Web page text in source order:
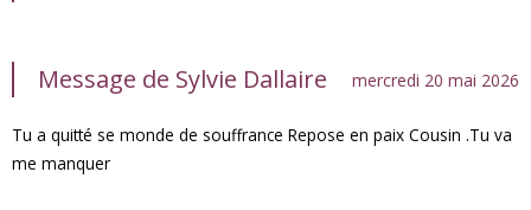
Message de Sylvie Dallaire mercredi 20 mai 2026
Tu a quitté se monde de souffrance Repose en paix Cousin .Tu va
me manquer